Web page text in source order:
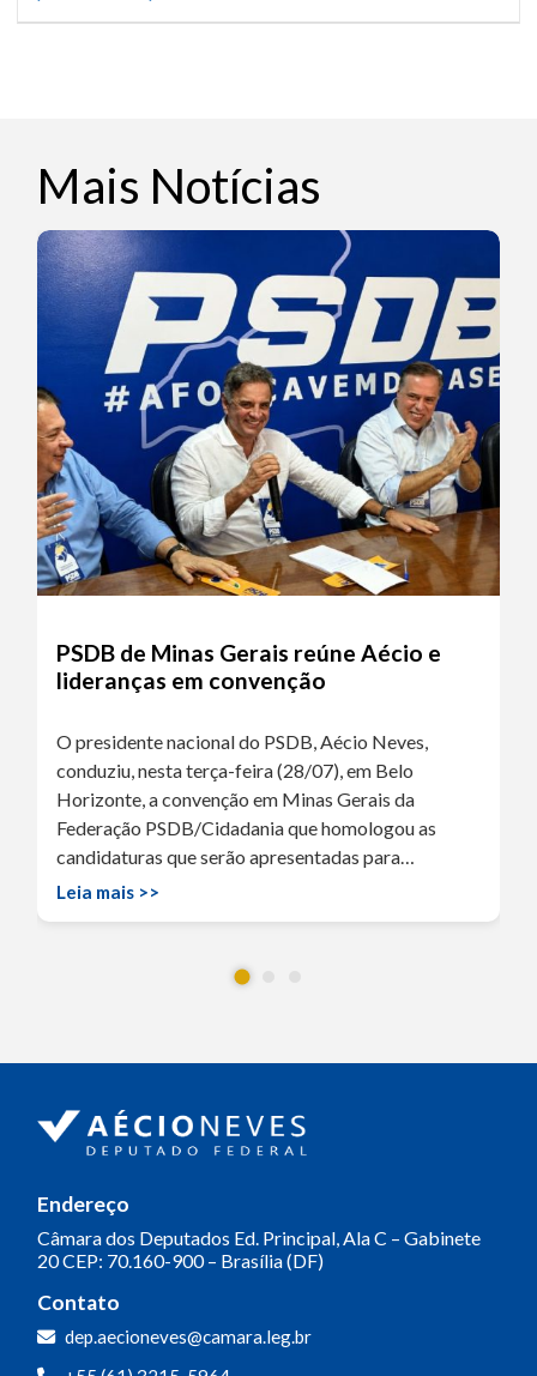
Mais Notícias
PSDB de Minas Gerais reúne Aécio e
lideranças em convenção
O presidente nacional do PSDB, Aécio Neves,
conduziu, nesta terça-feira (28/07), em Belo
Horizonte, a convenção em Minas Gerais da
Federação PSDB/Cidadania que homologou as
candidaturas que serão apresentadas para…
Leia mais >>
Endereço
Câmara dos Deputados Ed. Principal, Ala C – Gabinete
20CEP: 70.160-900 – Brasília (DF)
Contato
dep.aecioneves@camara.leg.br